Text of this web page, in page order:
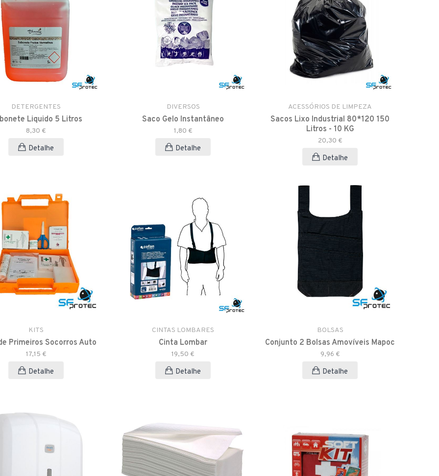
DETERGENTES
Liquido 5 Litros
8,30 €
Detalhe
DIVERSOS
Saco Gelo Instantâneo
1,80 €
Detalhe
ACESSÓRIOS DE LIMPEZA
Sacos Lixo Industrial 80*120 150
Litros - 10 KG
20,30 €
Detalhe
KITS
Primeiros Socorros Auto
17,15 €
Detalhe
CINTAS LOMBARES
Cinta Lombar
19,50 €
Detalhe
BOLSAS
Conjunto 2 Bolsas Amovíveis Mapoc
9,96 €
Detalhe